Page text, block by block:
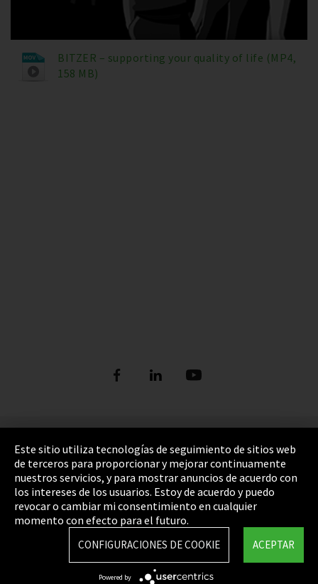
BITZER – supporting your quality of life (MP4,
158 MB)
Pie de imprenta
Política de privacidad
Cookie Settings
Términos y Condiciones
Mapa del sitio
Integrity Line
Este sitio utiliza tecnologías de seguimiento de sitios web
de terceros para proporcionar y mejorar continuamente
nuestros servicios, y para mostrar anuncios de acuerdo con
los intereses de los usuarios. Estoy de acuerdo y puedo
revocar o cambiar mi consentimiento en cualquier
momento con efecto para el futuro.
ACEPTAR
CONFIGURACIONES DE COOKIE
Powered by